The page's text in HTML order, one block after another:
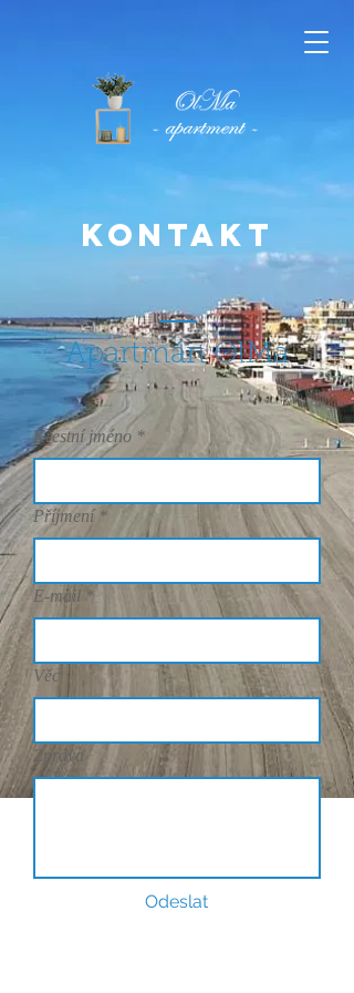
Kontakt
Apartmán OlMa
Křestní jméno *
Příjmení *
E-mail *
Věc
Zpráva
Odeslat